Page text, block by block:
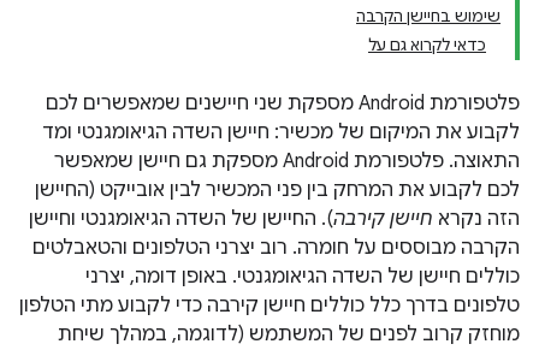
שימוש בחיישן הקרבה
כדאי לקרוא גם על
פלטפורמת Android מספקת שני חיישנים שמאפשרים לכם
לקבוע את המיקום של מכשיר: חיישן השדה הגיאומגנטי ומד
התאוצה. פלטפורמת Android מספקת גם חיישן שמאפשר
לכם לקבוע את המרחק בין פני המכשיר לבין אובייקט (החיישן
הזה נקרא חיישן קירבה). החיישן של השדה הגיאומגנטי וחיישן
הקרבה מבוססים על חומרה. רוב יצרני הטלפונים והטאבלטים
כוללים חיישן של השדה הגיאומגנטי. באופן דומה, יצרני
טלפונים בדרך כלל כוללים חיישן קירבה כדי לקבוע מתי הטלפון
מוחזק קרוב לפנים של המשתמש (לדוגמה, במהלך שיחת